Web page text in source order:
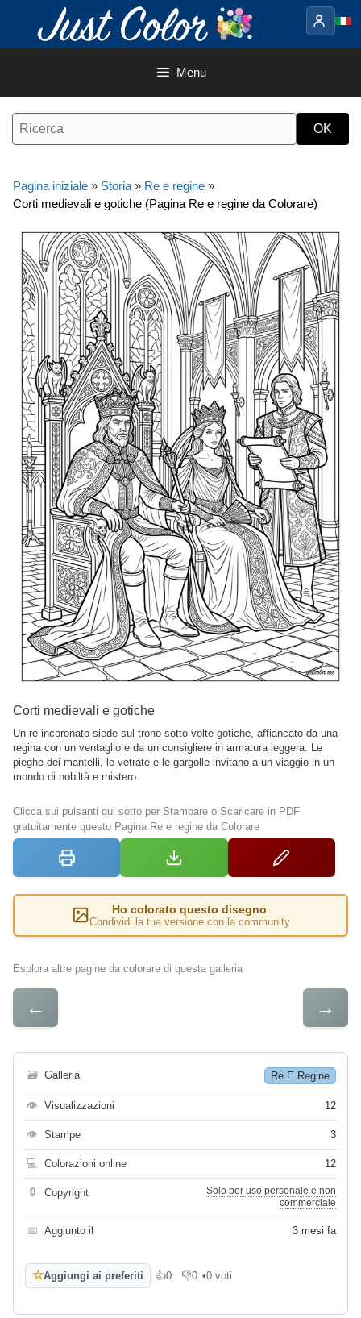
contenuto
Menu
Pagina iniziale » Storia » Re e regine »
Corti medievali e gotiche (Pagina Re e regine da Colorare)
Corti medievali e gotiche
Un re incoronato siede sul trono sotto volte gotiche, affiancato da una
regina con un ventaglio e da un consigliere in armatura leggera. Le
pieghe dei mantelli, le vetrate e le gargolle invitano a un viaggio in un
mondo di nobiltà e mistero.
Clicca sui pulsanti qui sotto per Stampare o Scaricare in PDF
gratuitamente questo Pagina Re e regine da Colorare
Ho colorato questo disegno
Condividi la tua versione con la community
Esplora altre pagine da colorare di questa galleria
← →
🗃 Galleria Re E Regine
👁 Visualizzazioni 12
👁 Stampe 3
💻 Colorazioni online 12
🔒 Copyright
Solo per uso personale e non
commerciale
📅 Aggiunto il 3 mesi fa
☆Aggiungi ai preferiti 👍0
Mi piace
👎0
Non mi piace
•0 voti